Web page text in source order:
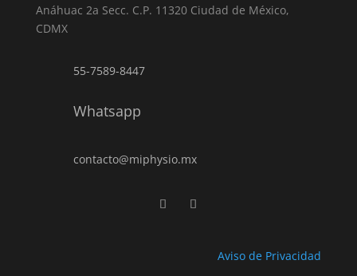
Anáhuac 2a Secc. C.P. 11320 Ciudad de México,
CDMX
55-7589-8447
Whatsapp
contacto@miphysio.mx
Aviso de Privacidad